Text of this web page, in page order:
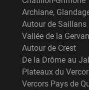
Archiane,
Autour de Saillans
Vallée de la
Autour de Crest
De la Drôme au
Plateaux du
Vercors Pays de